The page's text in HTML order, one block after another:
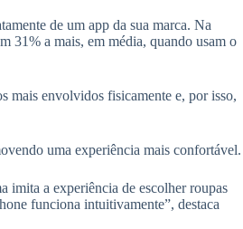
de um app da sua marca. Na
31% a mais, em média, quando usam o
mais envolvidos fisicamente e, por isso,
uma experiência mais confortável.
imita a experiência de escolher roupas
funciona intuitivamente”, destaca